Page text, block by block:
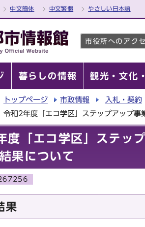
中文簡体 中文繁體 やさしい日本語
市役所へのアク
暮らしの情報 観光・文化
トップページ 市政情報 入札・契約
令和2年度「エコ学区」ステップアップ事
度「エコ学区」ステッ
果について
果